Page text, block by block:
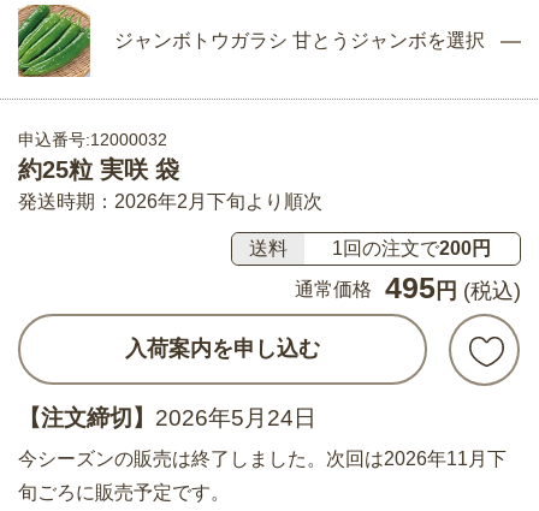
ジャンボトウガラシ 甘とうジャンボを選択
申込番号:12000032
約25粒 実咲 袋
発送時期：2026年2月下旬より順次
送料 1回の注文で200円
通常価格
495 円 (税込)
入荷案内を申し込む
【注文締切】 2026年5月24日
今シーズンの販売は終了しました。次回は2026年11月下
旬ごろに販売予定です。